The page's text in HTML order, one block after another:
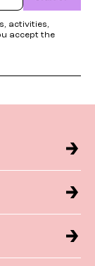
activities,
accept the